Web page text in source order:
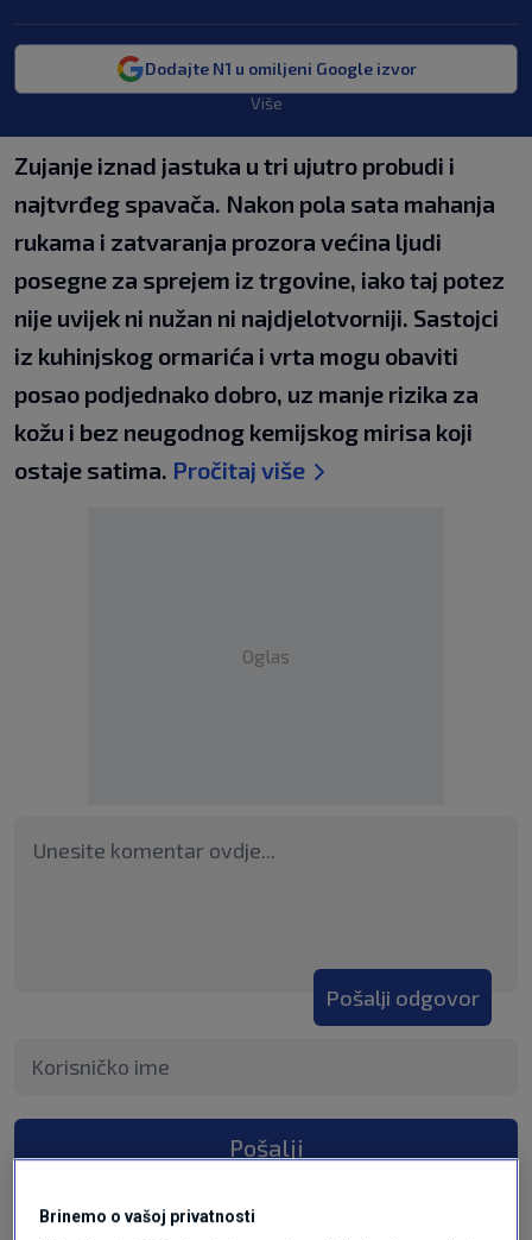
Dodajte N1 u omiljeni Google izvor
Više
Zujanje iznad jastuka u tri ujutro probudi i
najtvrđeg spavača. Nakon pola sata mahanja
rukama i zatvaranja prozora većina ljudi
posegne za sprejem iz trgovine, iako taj potez
nije uvijek ni nužan ni najdjelotvorniji. Sastojci
iz kuhinjskog ormarića i vrta mogu obaviti
posao podjednako dobro, uz manje rizika za
kožu i bez neugodnog kemijskog mirisa koji
ostaje satima. Pročitaj više
Oglas
Pošalji odgovor
Pošalji
Brinemo o vašoj privatnosti